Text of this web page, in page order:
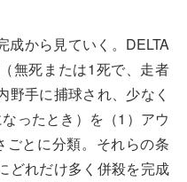
から見ていく。DELTA
無死または1死で、走者
野手に捕球され、少なく
ったとき）を（1）アウ
ごとに分類。それらの条
どれだけ多く併殺を完成